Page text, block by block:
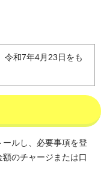
令和7年4月23日をも
ルし、必要事項を登
のチャージまたは口